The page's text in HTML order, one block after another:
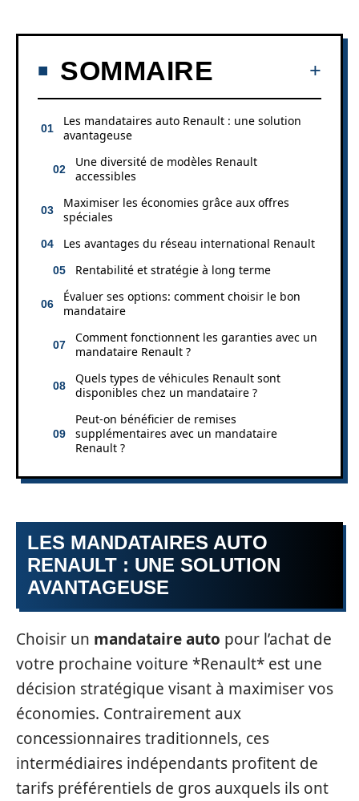
SOMMAIRE
Les mandataires auto Renault : une solution
avantageuse
Une diversité de modèles Renault
accessibles
Maximiser les économies grâce aux offres
spéciales
Les avantages du réseau international Renault
Rentabilité et stratégie à long terme
Évaluer ses options: comment choisir le bon
mandataire
Comment fonctionnent les garanties avec un
mandataire Renault ?
Quels types de véhicules Renault sont
disponibles chez un mandataire ?
Peut-on bénéficier de remises
supplémentaires avec un mandataire
Renault ?
LES MANDATAIRES AUTO
RENAULT : UNE SOLUTION
AVANTAGEUSE
Choisir un mandataire auto pour l’achat de
votre prochaine voiture *Renault* est une
décision stratégique visant à maximiser vos
économies. Contrairement aux
concessionnaires traditionnels, ces
intermédiaires indépendants profitent de
tarifs préférentiels de gros auxquels ils ont